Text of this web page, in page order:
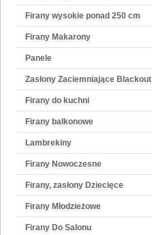
Firany wysokie ponad 250 cm
Firany Makarony
Panele
Zasłony Zaciemniające Blackout
Firany do kuchni
Firany balkonowe
Lambrekiny
Firany Nowoczesne
Firany, zasłony Dziecięce
Firany Młodzieżowe
Firany Do Salonu